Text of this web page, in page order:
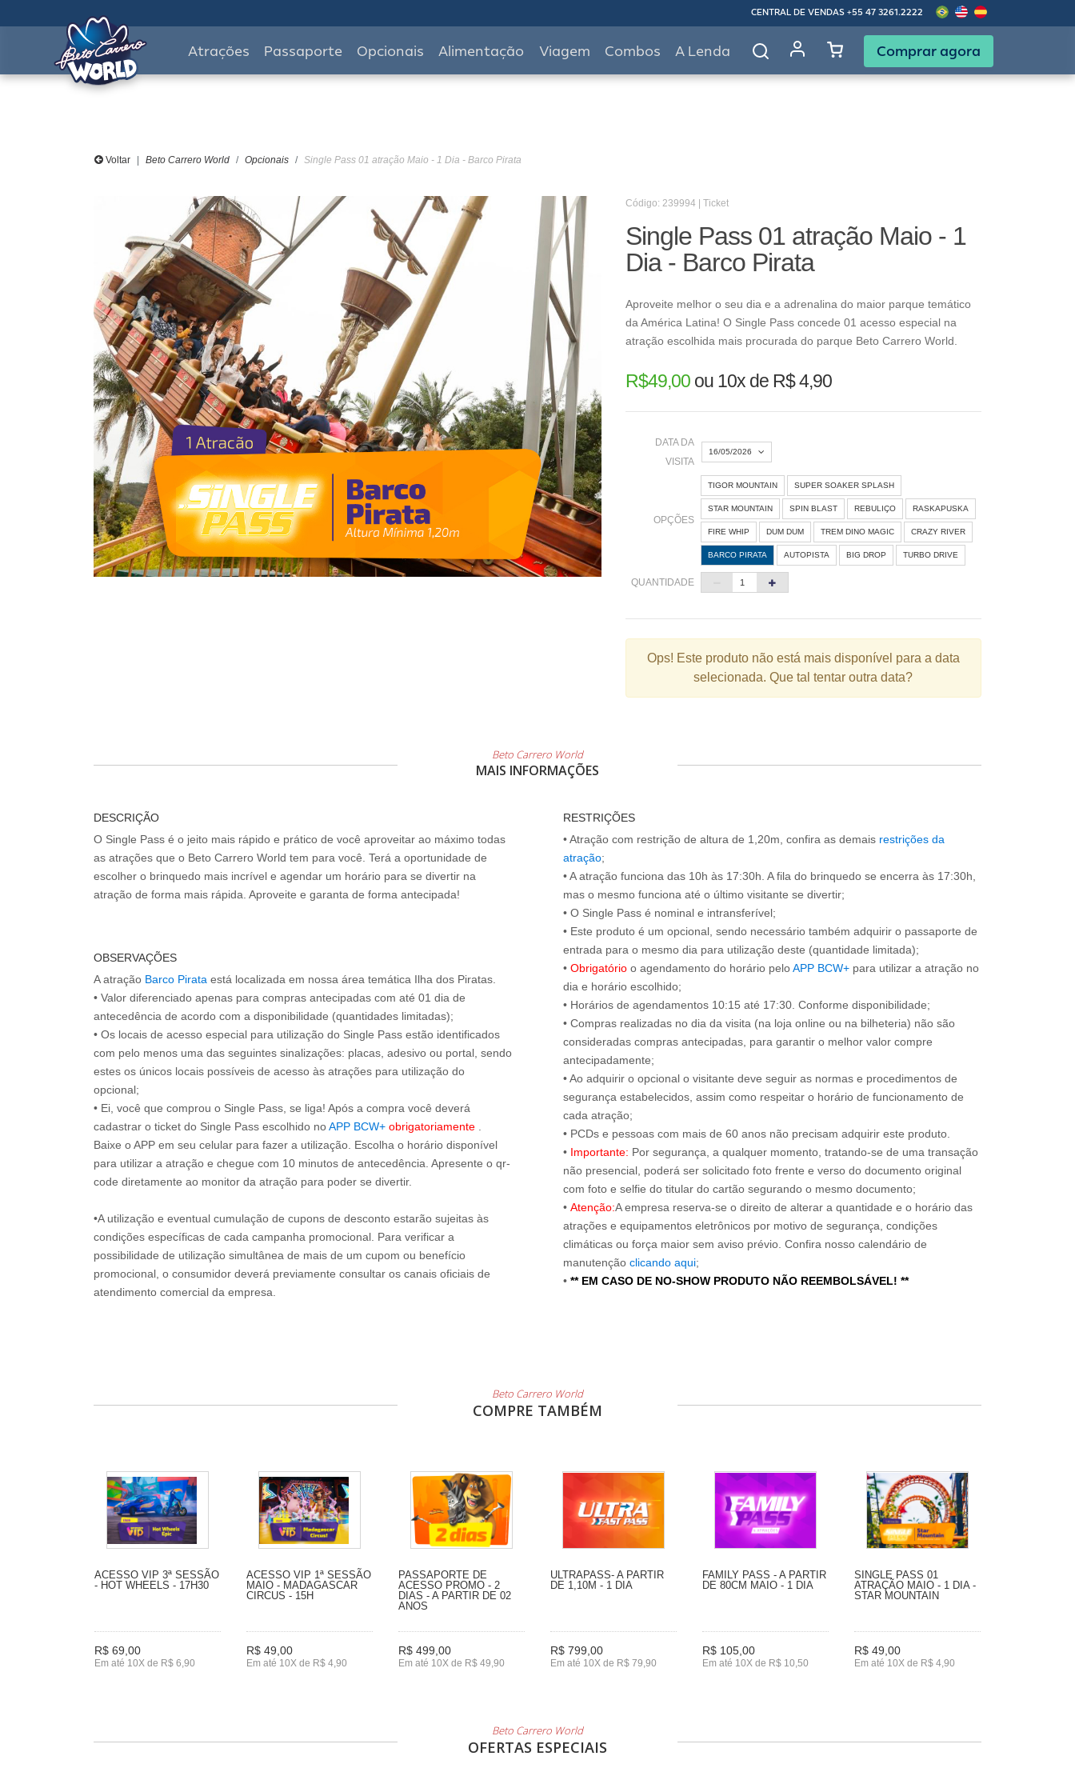
CENTRAL DE VENDAS +55 47 3261.2222
Atrações Passaporte Opcionais Alimentação Viagem Combos A Lenda Comprar agora
Voltar Beto Carrero World Opcionais Single Pass 01 atração Maio - 1 Dia - Barco Pirata
Código: 239994 | Ticket
Single Pass 01 atração Maio - 1
Dia - Barco Pirata
Aproveite melhor o seu dia e a adrenalina do maior parque temático
da América Latina! O Single Pass concede 01 acesso especial na
atração escolhida mais procurada do parque Beto Carrero World.
R$49,00ou 10x de R$ 4,90
DATA DA
VISITA
16/05/2026
« Agosto 2026 »
D S Q Q S S
1
24 25
30 31
OPÇÕES
TIGOR MOUNTAIN SUPER SOAKER SPLASH
STAR MOUNTAIN SPIN BLAST REBULIÇO RASKAPUSKA
FIRE WHIP DUM DUM TREM DINO MAGIC CRAZY RIVER
BARCO PIRATA AUTOPISTA BIG DROP TURBO DRIVE
QUANTIDADE
Ops! Este produto não está mais disponível para a data
selecionada. Que tal tentar outra data?
Beto Carrero World
MAIS INFORMAÇÕES
DESCRIÇÃO
O Single Pass é o jeito mais rápido e prático de você aproveitar ao máximo todas
as atrações que o Beto Carrero World tem para você. Terá a oportunidade de
escolher o brinquedo mais incrível e agendar um horário para se divertir na
atração de forma mais rápida. Aproveite e garanta de forma antecipada!
OBSERVAÇÕES
A atração Barco Pirata está localizada em nossa área temática Ilha dos Piratas.
• Valor diferenciado apenas para compras antecipadas com até 01 dia de
antecedência de acordo com a disponibilidade (quantidades limitadas);
• Os locais de acesso especial para utilização do Single Pass estão identificados
com pelo menos uma das seguintes sinalizações: placas, adesivo ou portal, sendo
estes os únicos locais possíveis de acesso às atrações para utilização do
opcional;
• Ei, você que comprou o Single Pass, se liga! Após a compra você deverá
cadastrar o ticket do Single Pass escolhido noAPP BCW+ obrigatoriamente
Baixe o APP em seu celular para fazer a utilização. Escolha o horário disponível
para utilizar a atração e chegue com 10 minutos de antecedência. Apresente o qr-
code diretamente ao monitor da atração para poder se divertir.
•A utilização e eventual cumulação de cupons de desconto estarão sujeitas às
condições específicas de cada campanha promocional. Para verificar a
possibilidade de utilização simultânea de mais de um cupom ou benefício
promocional, o consumidor deverá previamente consultar os canais oficiais de
atendimento comercial da empresa.
RESTRIÇÕES
• Atração com restrição de altura de 1,20m, confira as demais restrições da
atração;
• A atração funciona das 10h às 17:30h. A fila do brinquedo se encerra às 17:30h,
mas o mesmo funciona até o último visitante se divertir;
• O Single Pass é nominal e intransferível;
• Este produto é um opcional, sendo necessário também adquirir o passaporte de
entrada para o mesmo dia para utilização deste (quantidade limitada);
• Obrigatório o agendamento do horário peloAPP BCW+ para utilizar a atração no
dia e horário escolhido;
• Horários de agendamentos 10:15 até 17:30. Conforme disponibilidade;
• Compras realizadas no dia da visita (na loja online ou na bilheteria) não são
consideradas compras antecipadas, para garantir o melhor valor compre
antecipadamente;
• Ao adquirir o opcional o visitante deve seguir as normas e procedimentos de
segurança estabelecidos, assim como respeitar o horário de funcionamento de
cada atração;
• PCDs e pessoas com mais de 60 anos não precisam adquirir este produto.
• Importante: Por segurança, a qualquer momento, tratando-se de uma transação
não presencial, poderá ser solicitado foto frente e verso do documento original
com foto e selfie do titular do cartão segurando o mesmo documento;
• Atenção:A empresa reserva-se o direito de alterar a quantidade e o horário das
atrações e equipamentos eletrônicos por motivo de segurança, condições
climáticas ou força maior sem aviso prévio. Confira nosso calendário de
manutenção clicando aqui;
• ** EM CASO DE NO-SHOW PRODUTO NÃO REEMBOLSÁVEL! **
Beto Carrero World
COMPRE TAMBÉM
ACESSO VIP 3ª SESSÃO
- HOT WHEELS - 17H30
R$ 69,00
Em até 10X de R$ 6,90
ACESSO VIP 1ª SESSÃO
MAIO - MADAGASCAR
CIRCUS - 15H
R$ 49,00
Em até 10X de R$ 4,90
PASSAPORTE DE
ACESSO PROMO - 2
DIAS - A PARTIR DE 02
ANOS
R$ 499,00
Em até 10X de R$ 49,90
ULTRAPASS- A PARTIR
DE 1,10M - 1 DIA
R$ 799,00
Em até 10X de R$ 79,90
FAMILY PASS - A PARTIR
DE 80CM MAIO - 1 DIA
R$ 105,00
Em até 10X de R$ 10,50
SINGLE PASS 01
ATRAÇÃO MAIO - 1 DIA -
STAR MOUNTAIN
R$ 49,00
Em até 10X de R$ 4,90
Beto Carrero World
OFERTAS ESPECIAIS